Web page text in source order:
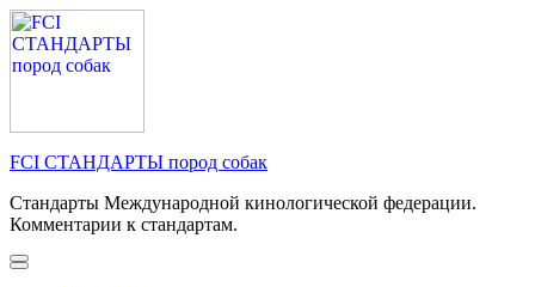
Перейти
к
содержимому
FCI СТАНДАРТЫ пород собак
Стандарты Международной кинологической федерации.
Комментарии к стандартам.